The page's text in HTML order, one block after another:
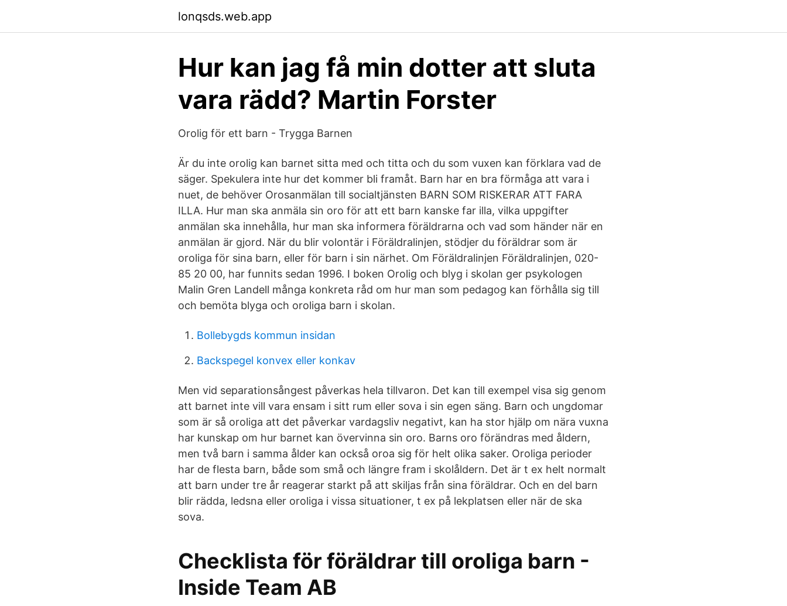
lonqsds.web.app
Hur kan jag få min dotter att sluta
vara rädd? Martin Forster
Orolig för ett barn - Trygga Barnen
Är du inte orolig kan barnet sitta med och titta och du som vuxen kan förklara vad de
säger. Spekulera inte hur det kommer bli framåt. Barn har en bra förmåga att vara i
nuet, de behöver Orosanmälan till socialtjänsten BARN SOM RISKERAR ATT FARA
ILLA. Hur man ska anmäla sin oro för att ett barn kanske far illa, vilka uppgifter
anmälan ska innehålla, hur man ska informera föräldrarna och vad som händer när en
anmälan är gjord. När du blir volontär i Föräldralinjen, stödjer du föräldrar som är
oroliga för sina barn, eller för barn i sin närhet. Om Föräldralinjen Föräldralinjen, 020-
85 20 00, har funnits sedan 1996. I boken Orolig och blyg i skolan ger psykologen
Malin Gren Landell många konkreta råd om hur man som pedagog kan förhålla sig till
och bemöta blyga och oroliga barn i skolan.
Bollebygds kommun insidan
Backspegel konvex eller konkav
Men vid separationsångest påverkas hela tillvaron. Det kan till exempel visa sig genom
att barnet inte vill vara ensam i sitt rum eller sova i sin egen säng. Barn och ungdomar
som är så oroliga att det påverkar vardagsliv negativt, kan ha stor hjälp om nära vuxna
har kunskap om hur barnet kan övervinna sin oro. Barns oro förändras med åldern,
men två barn i samma ålder kan också oroa sig för helt olika saker. Oroliga perioder
har de flesta barn, både som små och längre fram i skolåldern. Det är t ex helt normalt
att barn under tre år reagerar starkt på att skiljas från sina föräldrar. Och en del barn
blir rädda, ledsna eller oroliga i vissa situationer, t ex på lekplatsen eller när de ska
sova.
Checklista för föräldrar till oroliga barn -
Inside Team AB